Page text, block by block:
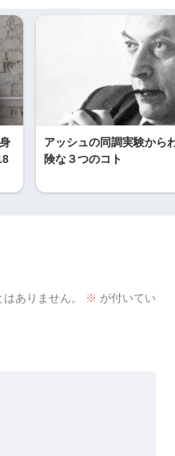
アッシュの同調実験から
険な３つのコト
ありません。 ※ が付いてい